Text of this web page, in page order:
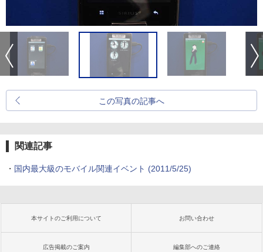
この写真の記事へ
関連記事
・ 国内最大級のモバイル関連イベント (2011/5/25)
本サイトのご利用について お問い合わせ
広告掲載のご案内 編集部へのご連絡